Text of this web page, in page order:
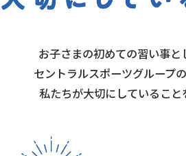
お子さまの初めての習い事と
セントラルスポーツグループ
私たちが大切にしていること